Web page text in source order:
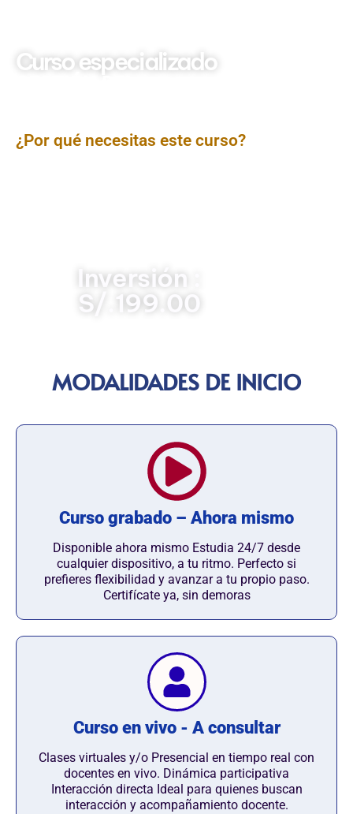
Curso especializado
¿Por qué necesitas este curso?
Inversión :
S/.199.00
MODALIDADES DE INICIO
Curso grabado – Ahora mismo
Disponible ahora mismo Estudia 24/7 desde
cualquier dispositivo, a tu ritmo. Perfecto si
prefieres flexibilidad y avanzar a tu propio paso.
Certifícate ya, sin demoras
Curso en vivo - A consultar
Clases virtuales y/o Presencial en tiempo real con
docentes en vivo. Dinámica participativa
Interacción directa Ideal para quienes buscan
interacción y acompañamiento docente.